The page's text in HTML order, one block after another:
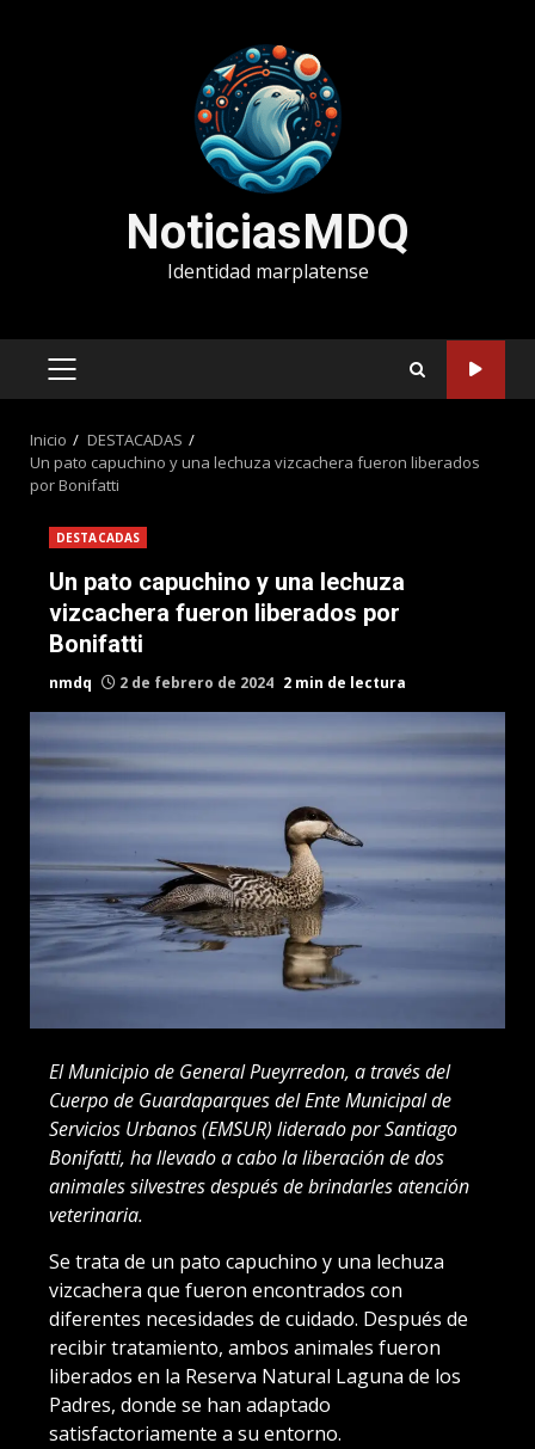
NoticiasMDQ
Identidad marplatense
MENÚ
Inicio
DESTACADAS
Un pato capuchino y una lechuza vizcachera fueron liberados
por Bonifatti
DESTACADAS
Un pato capuchino y una lechuza
vizcachera fueron liberados por
Bonifatti
nmdq 2 de febrero de 2024 2 min de lectura
El Municipio de General Pueyrredon, a través del
Cuerpo de Guardaparques del Ente Municipal de
Servicios Urbanos (EMSUR) liderado por Santiago
Bonifatti, ha llevado a cabo la liberación de dos
animales silvestres después de brindarles atención
veterinaria.
Se trata de un pato capuchino y una lechuza
vizcachera que fueron encontrados con
diferentes necesidades de cuidado. Después de
recibir tratamiento, ambos animales fueron
liberados en la Reserva Natural Laguna de los
Padres, donde se han adaptado
satisfactoriamente a su entorno.